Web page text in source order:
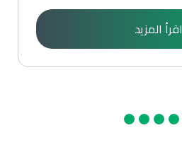
اقرأ المزيد